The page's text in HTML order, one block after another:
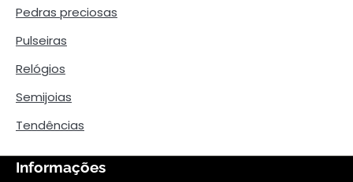
Pedras preciosas
Pulseiras
Relógios
Semijoias
Tendências
Informações